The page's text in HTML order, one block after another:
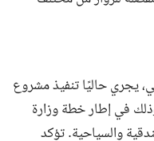
يجري حاليًا تنفيذ مشروع
في إطار خطة وزارة
والسياحية. تؤكد